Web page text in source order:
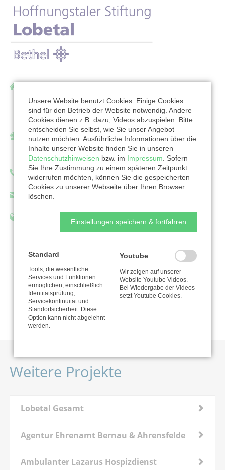
Bodelschwinghstraße 27
16321 Bernau bei Berlin
Ansprechpartner/in:
Holger Mag
Telefon: 0333866263
spenden@lobetal.de
http://www.lobetal.de/
Nutzungsbedingungen
Weitere Projekte
Lobetal Gesamt
Agentur Ehrenamt Bernau & Ahrensfelde
Ambulanter Lazarus Hospizdienst
Unsere Website benutzt Cookies. Einige Cookies
sind für den Betrieb der Website notwendig. Andere
Cookies dienen z.B. dazu, Videos abzuspielen. Bitte
entscheiden Sie selbst, wie Sie unser Angebot
nutzen möchten. Ausführliche Informationen über die
Inhalte unserer Website finden Sie in unseren
Datenschutzhinweisen bzw. im Impressum . Sofern
Sie Ihre Zustimmung zu einem späteren Zeitpunkt
widerrufen möchten, können Sie die gespeicherten
Cookies zu unserer Webseite über Ihren Browser
löschen.
Einstellungen speichern & fortfahren
Standard
Tools, die wesentliche
Services und Funktionen
ermöglichen, einschließlich
Identitätsprüfung,
Servicekontinuität und
Standortsicherheit. Diese
Option kann nicht abgelehnt
werden.
Youtube
Wir zeigen auf unserer
Website Youtube Videos.
Bei Wiedergabe der Videos
setzt Youtube Cookies.